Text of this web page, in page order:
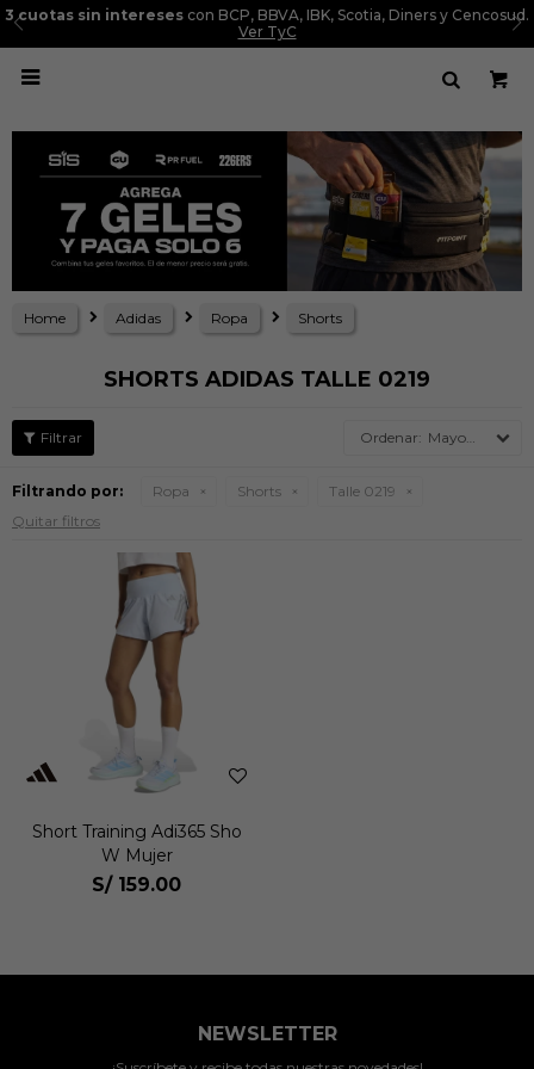
3 cuotas sin intereses con BCP, BBVA, IBK, Scotia, Diners y Cencosud.
Ver TyC

Home Adidas Ropa Shorts
SHORTS ADIDAS TALLE 0219
Mayor precio
Filtrando por: Ropa Shorts
Talle 0219
Quitar filtros
Short Training Adi365 Sho
W Mujer
S/ 159.00
NEWSLETTER